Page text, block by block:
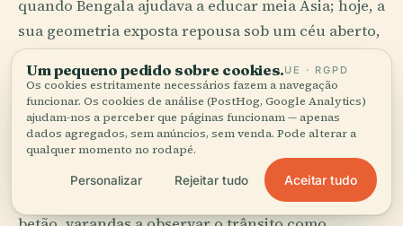
quando Bengala ajudava a educar meia Ásia; hoje, a
sua geometria exposta repousa sob um céu aberto,
austera e paciente, como um argumento que
perdeu o império mas manteve a lógica. As ruínas
podem ser vaidosas. Esta não é.
Em Dhaka, a arquitetura fala um dialeto
completamente diferente: ruas comprimidas,
herança mogol, restos coloniais, improvisação em
Um pequeno pedido sobre cookies.UE · RGPD
Os cookies estritamente necessários fazem a navegação
funcionar. Os cookies de análise (PostHog, Google Analytics)
ajudam-nos a perceber que páginas funcionam — apenas
dados agregados, sem anúncios, sem venda. Pode alterar a
qualquer momento no rodapé.
Personalizar Rejeitar tudo Aceitar tudo